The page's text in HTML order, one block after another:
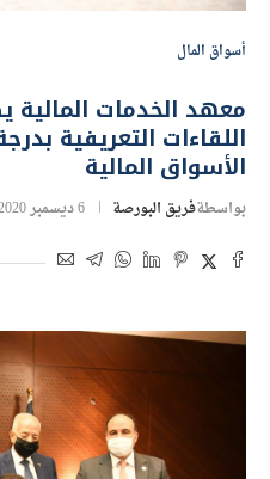
أسواق المال
معهد الخدمات
اللقاءات التعريفية
الأسواق المالية
بواسطةفريق البورصة 6 ديسمبر 2020 | 9:58 ص